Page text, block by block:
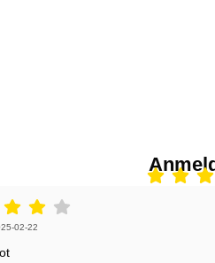
4 stjerne af 5,
af:
02-22